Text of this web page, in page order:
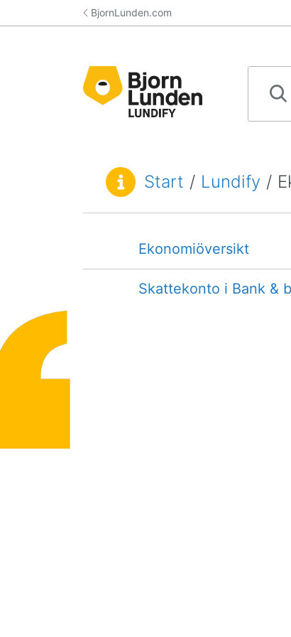
Hoppa till innehållBjornLunden.com
Du är här:Start / Lundify /
Ekonomiöversikt
Skattekonto i Bank &